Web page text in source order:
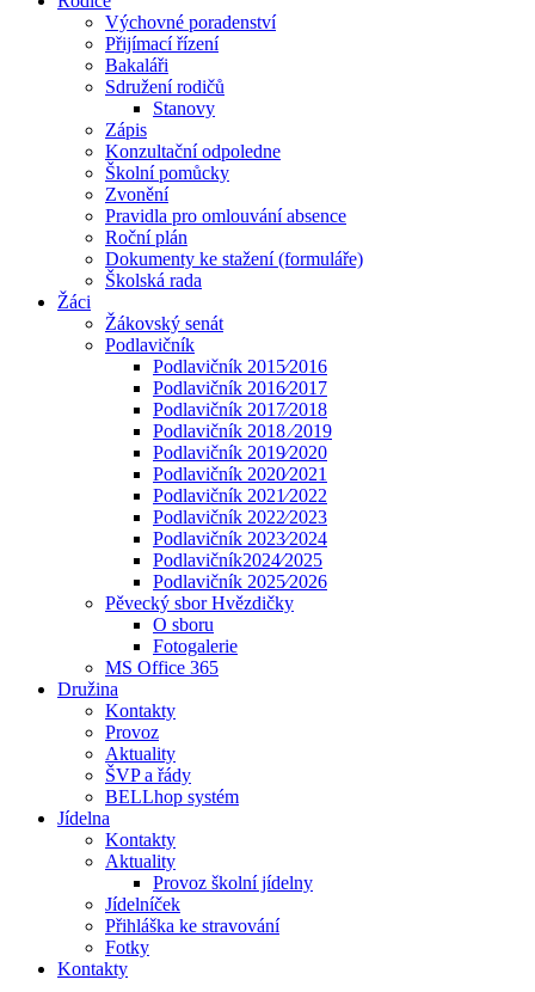
Výchovné poradenství
Přijímací řízení
Bakaláři
Sdružení rodičů
Stanovy
Zápis
Konzultační odpoledne
Školní pomůcky
Zvonění
Pravidla pro omlouvání absence
Roční plán
Dokumenty ke stažení (formuláře)
Školská rada
Žáci
Žákovský senát
Podlavičník
Podlavičník 2015⁄2016
Podlavičník 2016⁄2017
Podlavičník 2017⁄2018
Podlavičník 2018 ⁄2019
Podlavičník 2019⁄2020
Podlavičník 2020⁄2021
Podlavičník 2021⁄2022
Podlavičník 2022⁄2023
Podlavičník 2023⁄2024
Podlavičník2024⁄2025
Podlavičník 2025⁄2026
Pěvecký sbor Hvězdičky
O sboru
Fotogalerie
MS Office 365
Družina
Kontakty
Provoz
Aktuality
ŠVP a řády
BELLhop systém
Jídelna
Kontakty
Aktuality
Provoz školní jídelny
Jídelníček
Přihláška ke stravování
Fotky
Kontakty